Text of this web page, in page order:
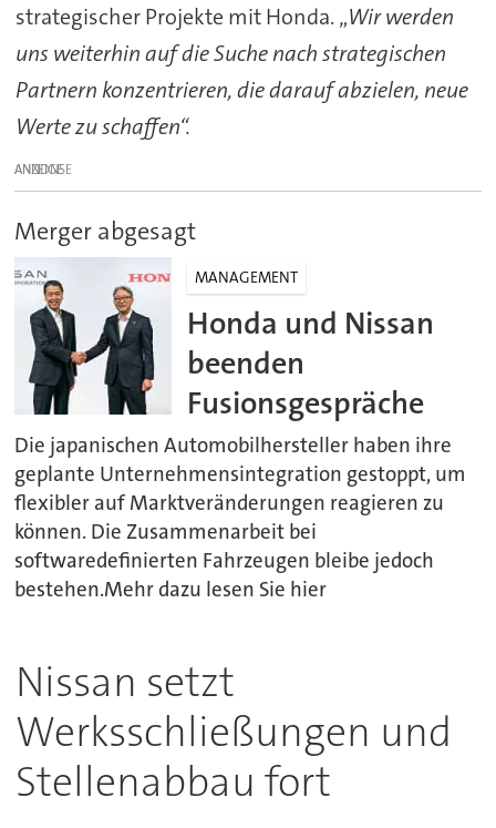
strategischer Projekte mit Honda. „Wir werden
uns weiterhin auf die Suche nach strategischen
Partnern konzentrieren, die darauf abzielen, neue
Werte zu schaffen“.
ANZEIGE
Merger abgesagt
MANAGEMENT
Honda und Nissan
beenden
Fusionsgespräche
Die japanischen Automobilhersteller haben ihre
geplante Unternehmensintegration gestoppt, um
flexibler auf Marktveränderungen reagieren zu
können. Die Zusammenarbeit bei
softwaredefinierten Fahrzeugen bleibe jedoch
bestehen.Mehr dazu lesen Sie hier
Nissan setzt
Werksschließungen und
Stellenabbau fort